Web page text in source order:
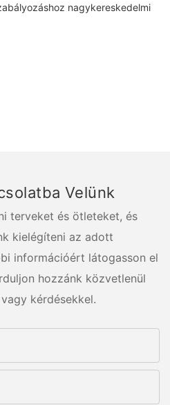
Velünk
terveket és ötleteket, és
kielégíteni az adott
információért látogasson el
hozzánk közvetlenül
kérdésekkel.